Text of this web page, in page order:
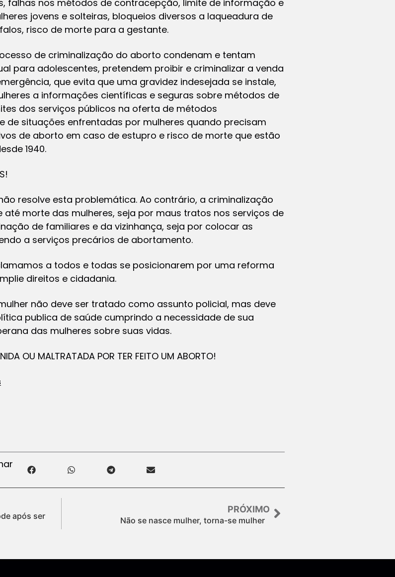
falhas nos métodos de contracepção, limite de informação e
jovens e solteiras, bloqueios diversos a laqueadura de
risco de morte para a gestante.
de criminalização do aborto condenam e tentam
para adolescentes, pretendem proibir e criminalizar a venda
que evita que uma gravidez indesejada se instale,
a informações científicas e seguras sobre métodos de
dos serviços públicos na oferta de métodos
de situações enfrentadas por mulheres quando precisam
de aborto em caso de estupro e risco de morte que estão
1940.
resolve esta problemática. Ao contrário, a criminalização
morte das mulheres, seja por maus tratos nos serviços de
de familiares e da vizinhança, seja por colocar as
a serviços precários de abortamento.
a todos e todas se posicionarem por uma reforma
direitos e cidadania.
não deve ser tratado como assunto policial, mas deve
publica de saúde cumprindo a necessidade de sua
das mulheres sobre suas vidas.
OU MALTRATADA POR TER FEITO UM ABORTO!
após ser
PRÓXIMO
Não se nasce mulher, torna-se mulher